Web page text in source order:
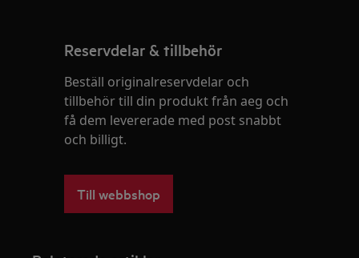
Reservdelar & tillbehör
Beställ originalreservdelar och
tillbehör till din produkt från aeg och
få dem levererade med post snabbt
och billigt.
Till webbshop